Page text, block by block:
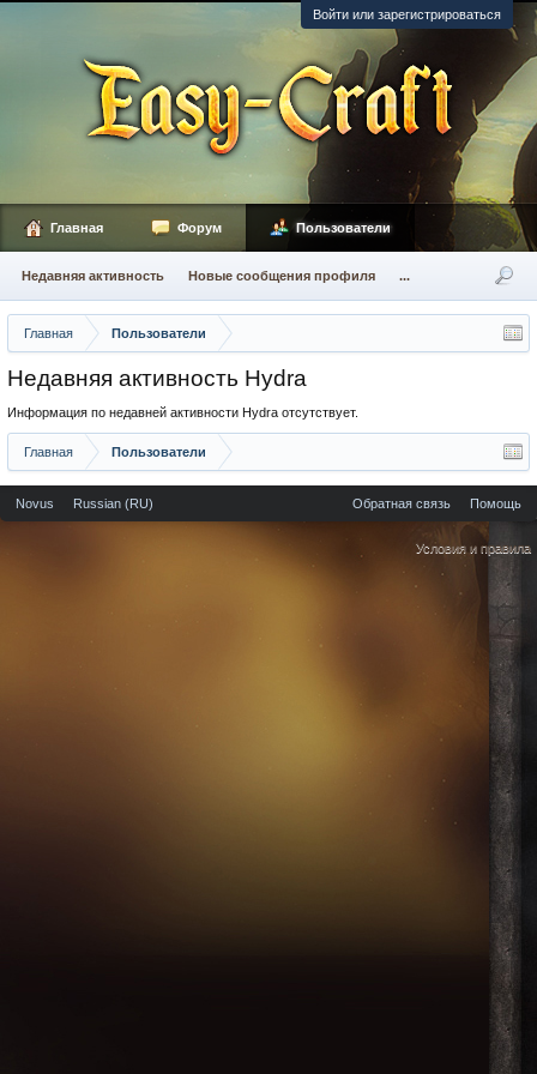
Войти или зарегистрироваться
Главная Пользователи
Недавняя активность Hydra
Информация по недавней активности Hydra отсутствует.
Главная Пользователи
Главная Форум Пользователи
Недавняя активность Новые сообщения профиля ...
Novus Russian (RU) Обратная связь Помощь
Условия и правила